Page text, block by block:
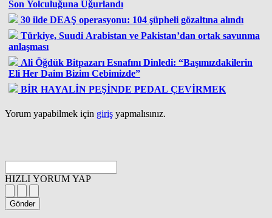
Son Yolculuğuna Uğurlandı
30 ilde DEAŞ operasyonu: 104 şüpheli gözaltına alındı
Türkiye, Suudi Arabistan ve Pakistan’dan ortak savunma
anlaşması
Ali Öğdük Bitpazarı Esnafını Dinledi: “Başımızdakilerin
Eli Her Daim Bizim Cebimizde”
BİR HAYALİN PEŞİNDE PEDAL ÇEVİRMEK
Yorum yapabilmek için giriş yapmalısınız.
HIZLI YORUM YAP
Gönder